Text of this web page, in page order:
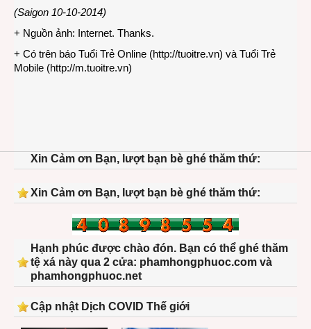
(Saigon 10-10-2014)
+ Nguồn ảnh: Internet. Thanks.
+ Có trên báo Tuổi Trẻ Online (http://tuoitre.vn) và Tuổi Trẻ
Mobile (http://m.tuoitre.vn)
Xin Cảm ơn Bạn, lượt bạn bè ghé thăm thứ:
Xin Cảm ơn Bạn, lượt bạn bè ghé thăm thứ:
Hạnh phúc được chào đón. Bạn có thể ghé thăm
tệ xá này qua 2 cửa: phamhongphuoc.com và
phamhongphuoc.net
Cập nhật Dịch COVID Thế giới